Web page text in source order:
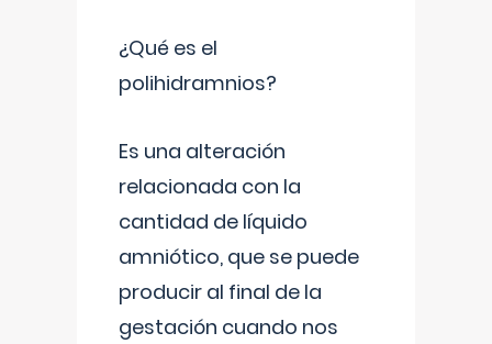
¿Qué es el
polihidramnios?
Es una alteración
relacionada con la
cantidad de líquido
amniótico, que se puede
producir al final de la
gestación cuando nos